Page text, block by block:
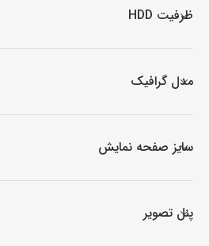
لپ تاپ V15ظرفیت HDD
مدل گرافیک
سایز صفحه نمایش
پنل تصویر